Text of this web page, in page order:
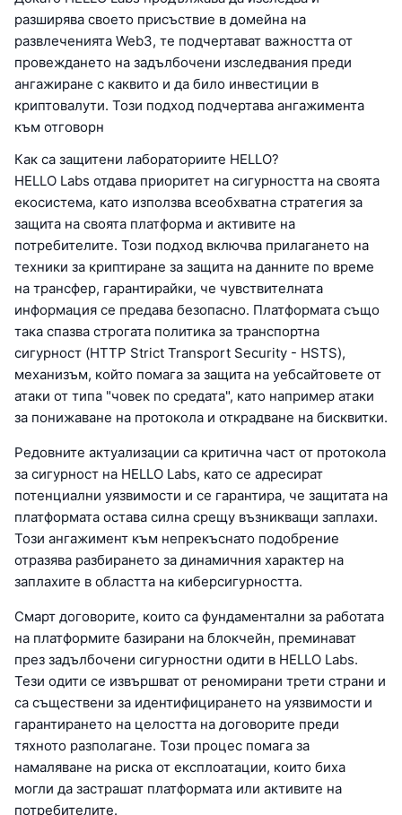
разширява своето присъствие в домейна на
развлеченията Web3, те подчертават важността от
провеждането на задълбочени изследвания преди
ангажиране с каквито и да било инвестиции в
криптовалути. Този подход подчертава ангажимента
към отговорн
Как са защитени лабораториите HELLO?
HELLO Labs отдава приоритет на сигурността на своята
екосистема, като използва всеобхватна стратегия за
защита на своята платформа и активите на
потребителите. Този подход включва прилагането на
техники за криптиране за защита на данните по време
на трансфер, гарантирайки, че чувствителната
информация се предава безопасно. Платформата също
така спазва строгата политика за транспортна
сигурност (HTTP Strict Transport Security - HSTS),
механизъм, който помага за защита на уебсайтовете от
атаки от типа "човек по средата", като например атаки
за понижаване на протокола и открадване на бисквитки.
Редовните актуализации са критична част от протокола
за сигурност на HELLO Labs, като се адресират
потенциални уязвимости и се гарантира, че защитата на
платформата остава силна срещу възникващи заплахи.
Този ангажимент към непрекъснато подобрение
отразява разбирането за динамичния характер на
заплахите в областта на киберсигурността.
Смарт договорите, които са фундаментални за работата
на платформите базирани на блокчейн, преминават
през задълбочени сигурностни одити в HELLO Labs.
Тези одити се извършват от реномирани трети страни и
са съществени за идентифицирането на уязвимости и
гарантирането на целостта на договорите преди
тяхното разполагане. Този процес помага за
намаляване на риска от експлоатации, които биха
могли да застрашат платформата или активите на
потребителите.